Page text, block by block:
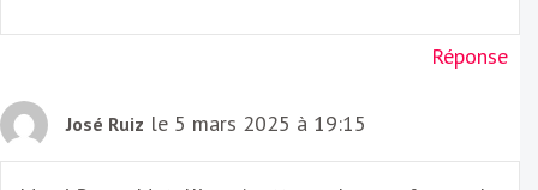
Réponse
José Ruiz le 5 mars 2025 à 19:15